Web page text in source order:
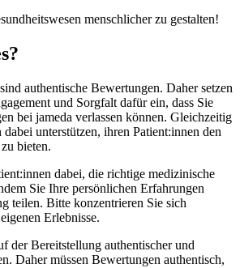
menschlicher zu gestalten!
authentische Bewertungen. Daher setzen
und Sorgfalt dafür ein, dass Sie
bei jameda verlassen können. Gleichzeitig
unterstützen, ihren Patient:innen den
bieten.
dabei, die richtige medizinische
Sie Ihre persönlichen Erfahrungen
teilen. Bitte konzentrieren Sie sich
Erlebnisse.
der Bereitstellung authentischer und
Daher müssen Bewertungen authentisch,